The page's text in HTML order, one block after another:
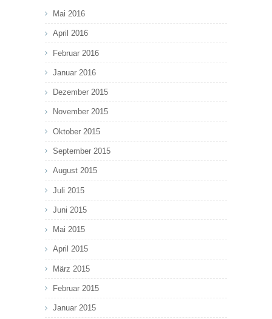
Mai 2016
April 2016
Februar 2016
Januar 2016
Dezember 2015
November 2015
Oktober 2015
September 2015
August 2015
Juli 2015
Juni 2015
Mai 2015
April 2015
März 2015
Februar 2015
Januar 2015